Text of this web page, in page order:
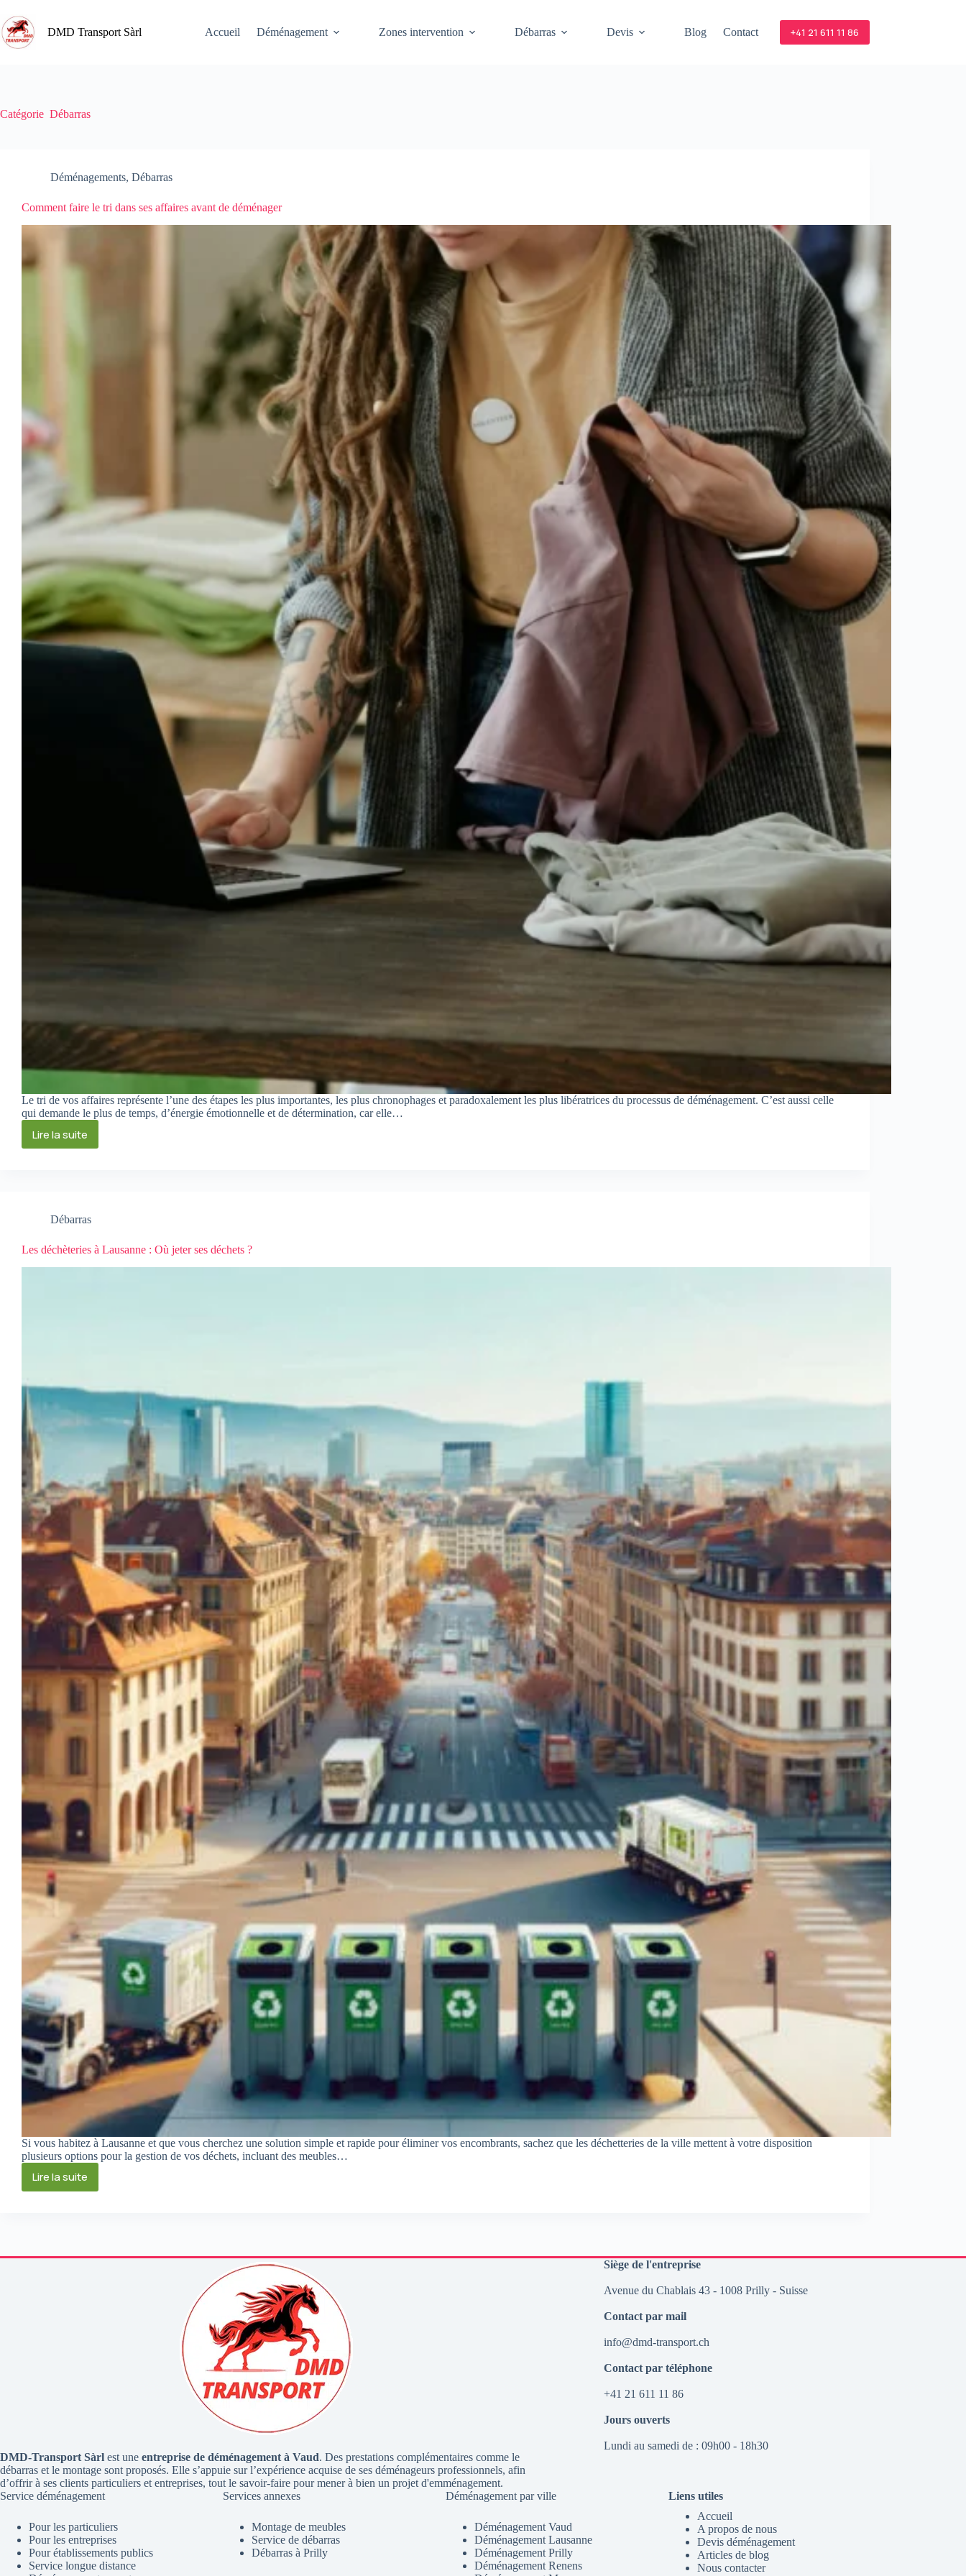
DMD Transport Sàrl Accueil Déménagement Zones intervention Débarras Devis Blog Contact +41 21 611 11 86
Catégorie Débarras
Déménagements, Débarras
Comment faire le tri dans ses affaires avant de déménager
Le tri de vos affaires représente l’une des étapes les plus importantes, les plus chronophages et paradoxalement les plus libératrices du processus de déménagement. C’est aussi celle
qui demande le plus de temps, d’énergie émotionnelle et de détermination, car elle…
Lire la suite
Débarras
Les déchèteries à Lausanne : Où jeter ses déchets ?
Si vous habitez à Lausanne et que vous cherchez une solution simple et rapide pour éliminer vos encombrants, sachez que les déchetteries de la ville mettent à votre disposition
plusieurs options pour la gestion de vos déchets, incluant des meubles…
Lire la suite
DMD-Transport Sàrl est une entreprise de déménagement à Vaud. Des prestations complémentaires comme le
débarras et le montage sont proposés. Elle s’appuie sur l’expérience acquise de ses déménageurs professionnels, afin
d’offrir à ses clients particuliers et entreprises, tout le savoir-faire pour mener à bien un projet d'emménagement.
Siège de l'entreprise
Avenue du Chablais 43 - 1008 Prilly - Suisse
Contact par mail
info@dmd-transport.ch
Contact par téléphone
+41 21 611 11 86
Jours ouverts
Lundi au samedi de : 09h00 - 18h30
Service déménagement
Pour les particuliers
Pour les entreprises
Pour établissements publics
Service longue distance
Services annexes
Montage de meubles
Service de débarras
Débarras à Prilly
Déménagement par ville
Déménagement Vaud
Déménagement Lausanne
Déménagement Prilly
Déménagement Renens
Liens utiles
Accueil
A propos de nous
Devis déménagement
Articles de blog
Nous contacter